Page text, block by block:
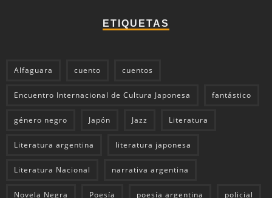
ETIQUETAS
Alfaguara cuento cuentos
Encuentro Internacional de Cultura Japonesa fantástico
género negro Japón Jazz Literatura
Literatura argentina literatura japonesa
Literatura Nacional narrativa argentina
Novela Negra Poesía poesía argentina policial